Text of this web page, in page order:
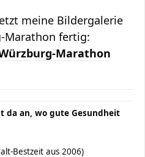
meine Bildergalerie
Marathon fertig:
Marathon
da an, wo gute Gesundheit
Bestzeit aus 2006)